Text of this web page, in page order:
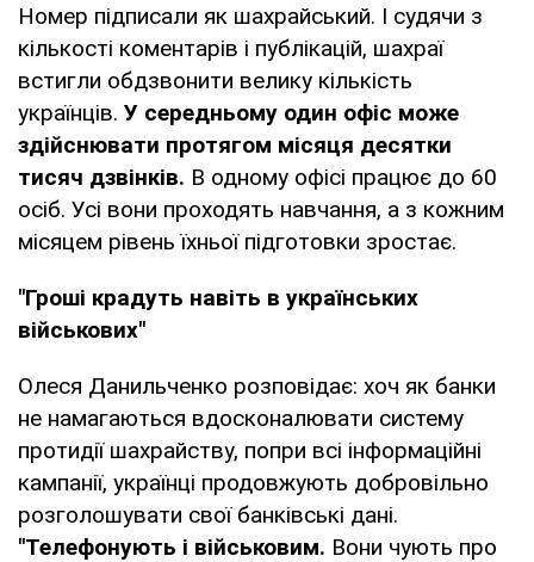
Номер підписали як шахрайський. І судячи з
кількості коментарів і публікацій, шахраї
встигли обдзвонити велику кількість
українців. У середньому один офіс може
здійснювати протягом місяця десятки
тисяч дзвінків. В одному офісі працює до 60
осіб. Усі вони проходять навчання, а з кожним
місяцем рівень їхньої підготовки зростає.
"Гроші крадуть навіть в українських
військових"
Олеся Данильченко розповідає: хоч як банки
не намагаються вдосконалювати систему
протидії шахрайству, попри всі інформаційні
кампанії, українці продовжують добровільно
розголошувати свої банківські дані.
"Телефонують і військовим. Вони чують про